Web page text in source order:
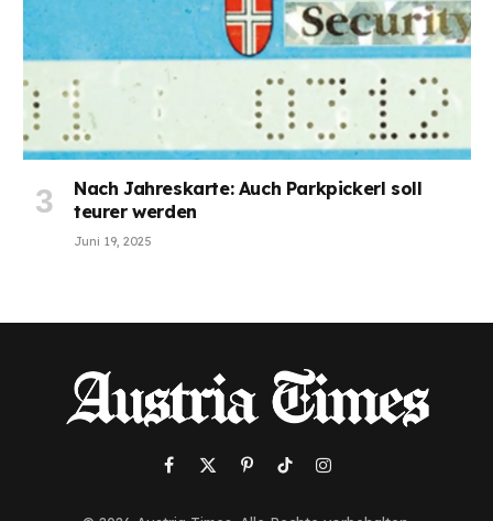
Nach Jahreskarte: Auch Parkpickerl soll
teurer werden
Juni 19, 2025
Facebook
X
PinterestTikTokInstagram